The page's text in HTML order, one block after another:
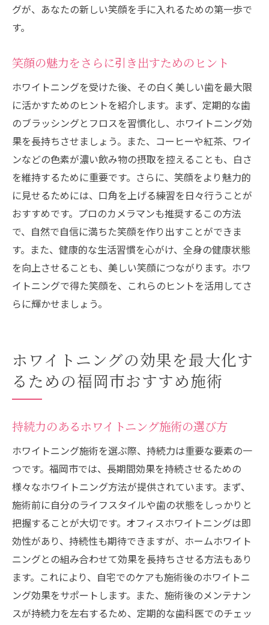
グが、あなたの新しい笑顔を手に入れるための第一歩で
す。
笑顔の魅力をさらに引き出すためのヒント
ホワイトニングを受けた後、その白く美しい歯を最大限
に活かすためのヒントを紹介します。まず、定期的な歯
のブラッシングとフロスを習慣化し、ホワイトニング効
果を長持ちさせましょう。また、コーヒーや紅茶、ワイ
ンなどの色素が濃い飲み物の摂取を控えることも、白さ
を維持するために重要です。さらに、笑顔をより魅力的
に見せるためには、口角を上げる練習を日々行うことが
おすすめです。プロのカメラマンも推奨するこの方法
で、自然で自信に満ちた笑顔を作り出すことができま
す。また、健康的な生活習慣を心がけ、全身の健康状態
を向上させることも、美しい笑顔につながります。ホワ
イトニングで得た笑顔を、これらのヒントを活用してさ
らに輝かせましょう。
ホワイトニングの効果を最大化す
るための福岡市おすすめ施術
持続力のあるホワイトニング施術の選び方
ホワイトニング施術を選ぶ際、持続力は重要な要素の一
つです。福岡市では、長期間効果を持続させるための
様々なホワイトニング方法が提供されています。まず、
施術前に自分のライフスタイルや歯の状態をしっかりと
把握することが大切です。オフィスホワイトニングは即
効性があり、持続性も期待できますが、ホームホワイト
ニングとの組み合わせて効果を長持ちさせる方法もあり
ます。これにより、自宅でのケアも施術後のホワイトニ
ング効果をサポートします。また、施術後のメンテナン
スが持続力を左右するため、定期的な歯科医でのチェッ